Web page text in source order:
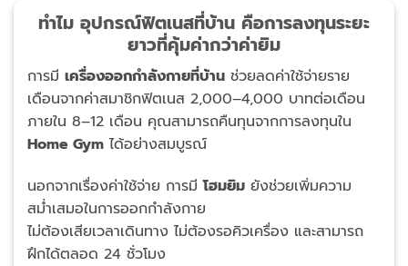
ทำไม อุปกรณ์ฟิตเนสที่บ้าน คือการลงทุนระยะ
ยาวที่คุ้มค่ากว่าค่ายิม
การมี เครื่องออกกำลังกายที่บ้าน ช่วยลดค่าใช้จ่ายราย
เดือนจากค่าสมาชิกฟิตเนส 2,000–4,000 บาทต่อเดือน
ภายใน 8–12 เดือน คุณสามารถคืนทุนจากการลงทุนใน
Home Gym ได้อย่างสมบูรณ์
นอกจากเรื่องค่าใช้จ่าย การมีโฮมยิม ยังช่วยเพิ่มความ
สม่ำเสมอในการออกกำลังกาย
ไม่ต้องเสียเวลาเดินทาง ไม่ต้องรอคิวเครื่อง และสามารถ
ฝึกได้ตลอด 24 ชั่วโมง